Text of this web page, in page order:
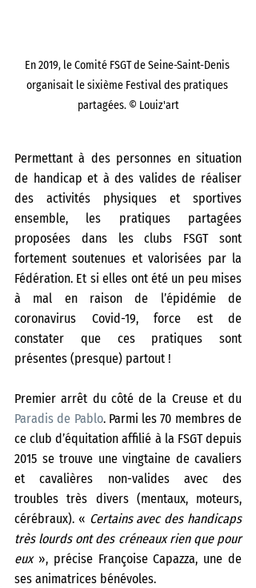
En 2019, le Comité FSGT de Seine-Saint-Denis
organisait le sixième Festival des pratiques
partagées. © Louiz'art
Permettant à des personnes en situation
de handicap et à des valides de réaliser
des activités physiques et sportives
ensemble, les pratiques partagées
proposées dans les clubs FSGT sont
fortement soutenues et valorisées par la
Fédération. Et si elles ont été un peu mises
à mal en raison de l’épidémie de
coronavirus Covid-19, force est de
constater que ces pratiques sont
présentes (presque) partout !
Paradis de Pablo. Parmi les 70 membres de
ce club d’équitation affilié à la FSGT depuis
2015 se trouve une vingtaine de cavaliers
et cavalières non-valides avec des
troubles très divers (mentaux, moteurs,
cérébraux). « Certains avec des handicaps
très lourds ont des créneaux rien que pour
eux », précise Françoise Capazza, une de
ses animatrices bénévoles.